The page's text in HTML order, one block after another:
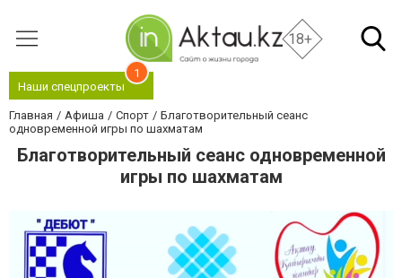
18+
Наши спецпроекты
1
Главная Афиша Спорт
Благотворительный сеанс
одновременной игры по шахматам
Благотворительный сеанс одновременной
игры по шахматам